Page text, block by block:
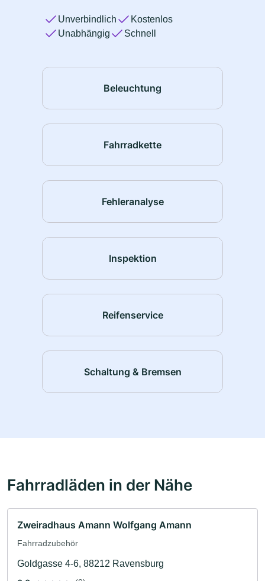
Unverbindlich
Kostenlos
Unabhängig
Schnell
Beleuchtung
Fahrradkette
Fehleranalyse
Inspektion
Reifenservice
Schaltung & Bremsen
Fahrradläden in der Nähe
Zweiradhaus Amann Wolfgang Amann
Fahrradzubehör
Goldgasse 4-6, 88212 Ravensburg